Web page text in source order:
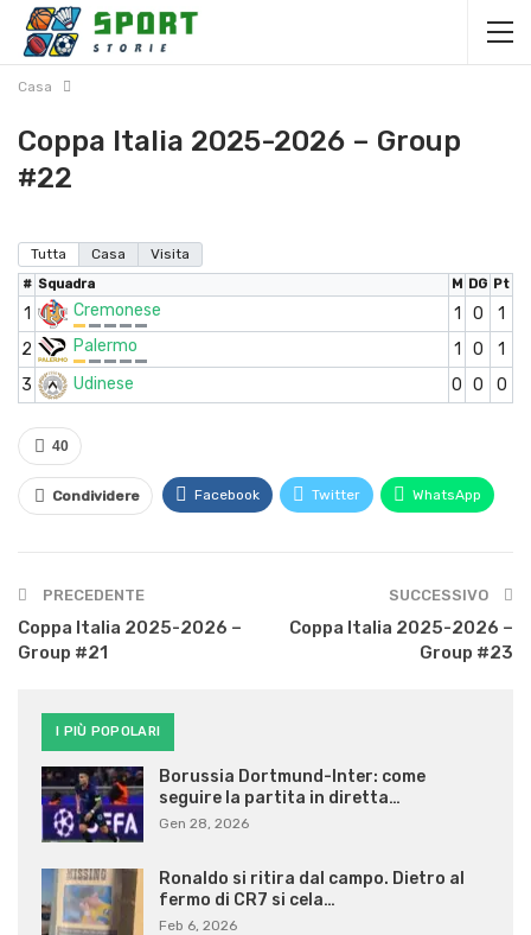
Casa
Coppa Italia 2025-2026 – Group
#22
Tutta Casa Visita
# Squadra M DG Pt
1 Cremonese 1 0
1
2
Palermo 1 0
1
3
Udinese 0 0 0
40
Condividere Facebook Twitter WhatsApp
PRECEDENTE
Coppa Italia 2025-2026 –
Group #21
SUCCESSIVO
Coppa Italia 2025-2026 –
Group #23
I PIÙ POPOLARI
Borussia Dortmund-Inter: come
seguire la partita in diretta…
Gen 28, 2026
Ronaldo si ritira dal campo. Dietro al
fermo di CR7 si cela…
Feb 6, 2026